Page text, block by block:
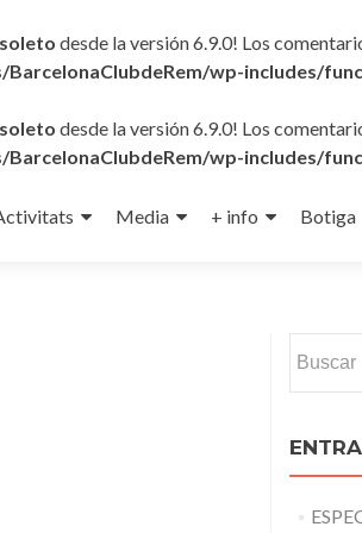
desde la versión 6.9.0! Los
wp-includes/
desde la versión 6.9.0! Los
wp-includes/
Media + info Botiga